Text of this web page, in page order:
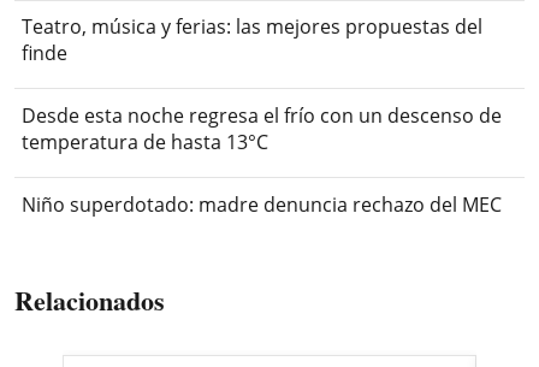
Teatro, música y ferias: las mejores propuestas del
finde
Desde esta noche regresa el frío con un descenso de
temperatura de hasta 13°C
Niño superdotado: madre denuncia rechazo del MEC
Relacionados